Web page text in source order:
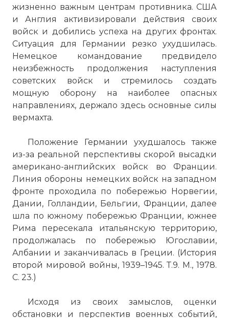
жизненно важным центрам противника. США
и Англия активизировали действия своих
войск и добились успеха на других фронтах.
Ситуация для Германии резко ухудшилась.
Немецкое командование предвидело
неизбежность продолжения наступления
советских войск и стремилось создать
мощную оборону на наиболее опасных
направлениях, держало здесь основные силы
вермахта.
Положение Германии ухудшалось также
из-за реальной перспективы скорой высадки
американо-английских войск во Франции.
Линия обороны немецких войск на западном
фронте проходила по побережью Норвегии,
Дании, Голландии, Бельгии, Франции, далее
шла по южному побережью Франции, южнее
Рима пересекала итальянскую территорию,
продолжалась по побережью Югославии,
Албании и заканчивалась в Греции. (История
второй мировой войны, 1939–1945. Т.9. М., 1978.
С. 23.)
Исходя из своих замыслов, оценки
обстановки и перспектив военных событий,